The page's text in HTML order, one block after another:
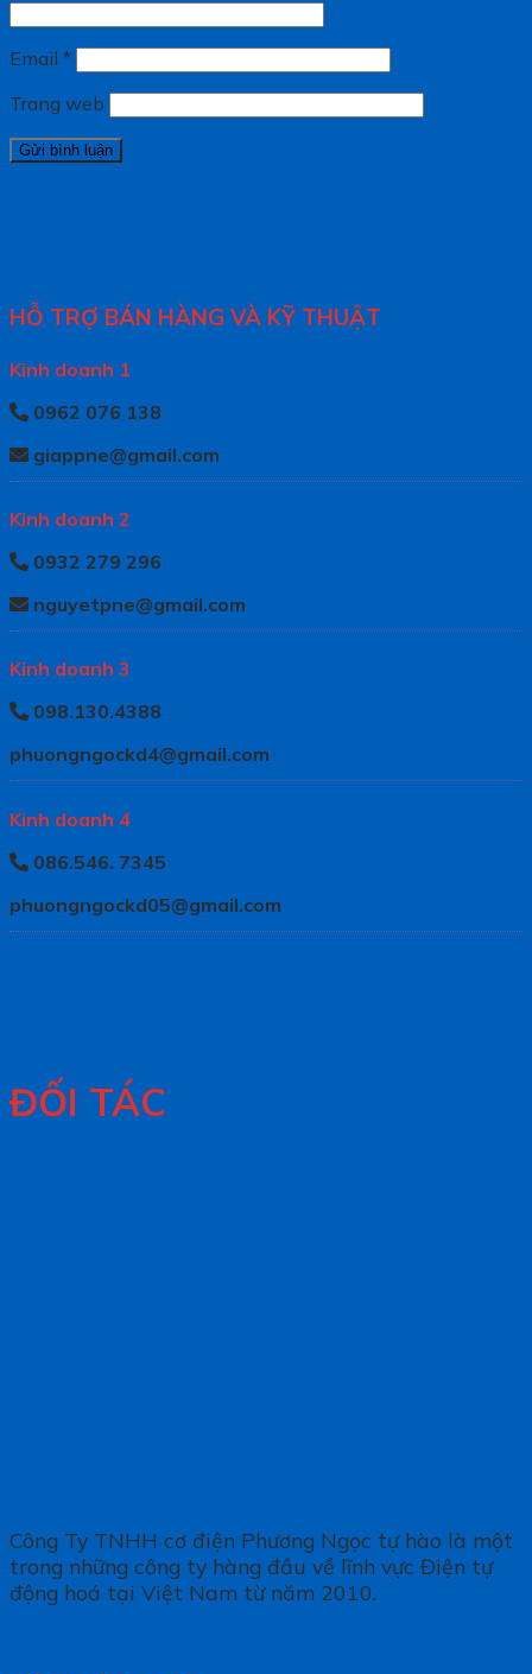
Email *
Trang web
HỖ TRỢ BÁN HÀNG VÀ KỸ THUẬT
Kinh doanh 1
0962 076 138
giappne@gmail.com
Kinh doanh 2
0932 279 296
nguyetpne@gmail.com
Kinh doanh 3
098.130.4388
phuongngockd4@gmail.com
Kinh doanh 4
086.546. 7345
phuongngockd05@gmail.com
ĐỐI TÁC
Công Ty TNHH cơ điện Phương Ngọc tự hào là một
trong những công ty hàng đầu về lĩnh vực Điện tự
động hoá tại Việt Nam từ năm 2010.